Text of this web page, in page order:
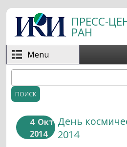
Перейти к основному
ПРЕСС-
РАН
Menu
Форма поиска
4 Окт
2014
День
2014